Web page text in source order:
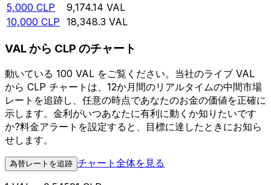
5,000 CLP 9,174.14 VAL
10,000 CLP 18,348.3 VAL
VAL から CLP のチャート
動いている 100 VAL をご覧ください。当社のライブ VAL
から CLP チャートは、12か月間のリアルタイムの中間市場
レートを追跡し、任意の時点であなたのお金の価値を正確に
示します。金利がいつあなたに有利に動くか知りたいです
か?料金アラートを設定すると、目標に達したときにお知ら
せします。
為替レートを追跡 チャート全体を見る